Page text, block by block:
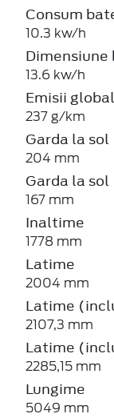
Consum
10.3 kw/h
13.6 kw/h
Emisii
237 g/km
Garda la
204 mm
Garda la
167 mm
Inaltime
1778 mm
Latime
2004 mm
Latime
2107,3 mm
Latime
2285,15 mm
Lungime
5049 mm